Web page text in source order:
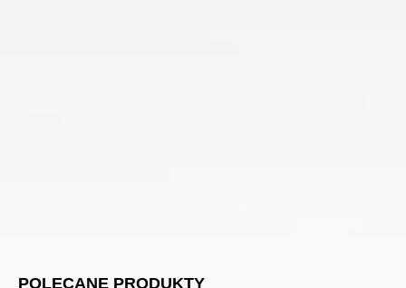
POLECANE PRODUKTY